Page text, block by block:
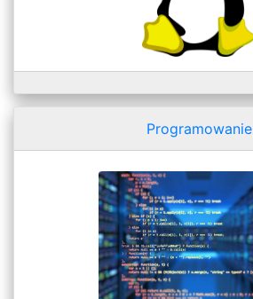
Programowanie